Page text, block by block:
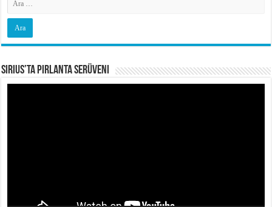
Sirius’ta Pırlanta Serüveni